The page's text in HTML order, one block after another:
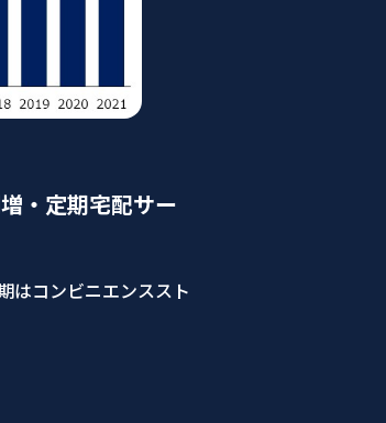
・定期宅配サー
はコンビニエンススト